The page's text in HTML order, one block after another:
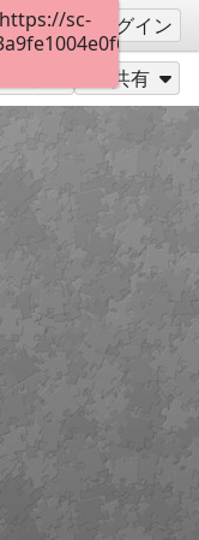
アップ ログイン
イ 共有
sc-